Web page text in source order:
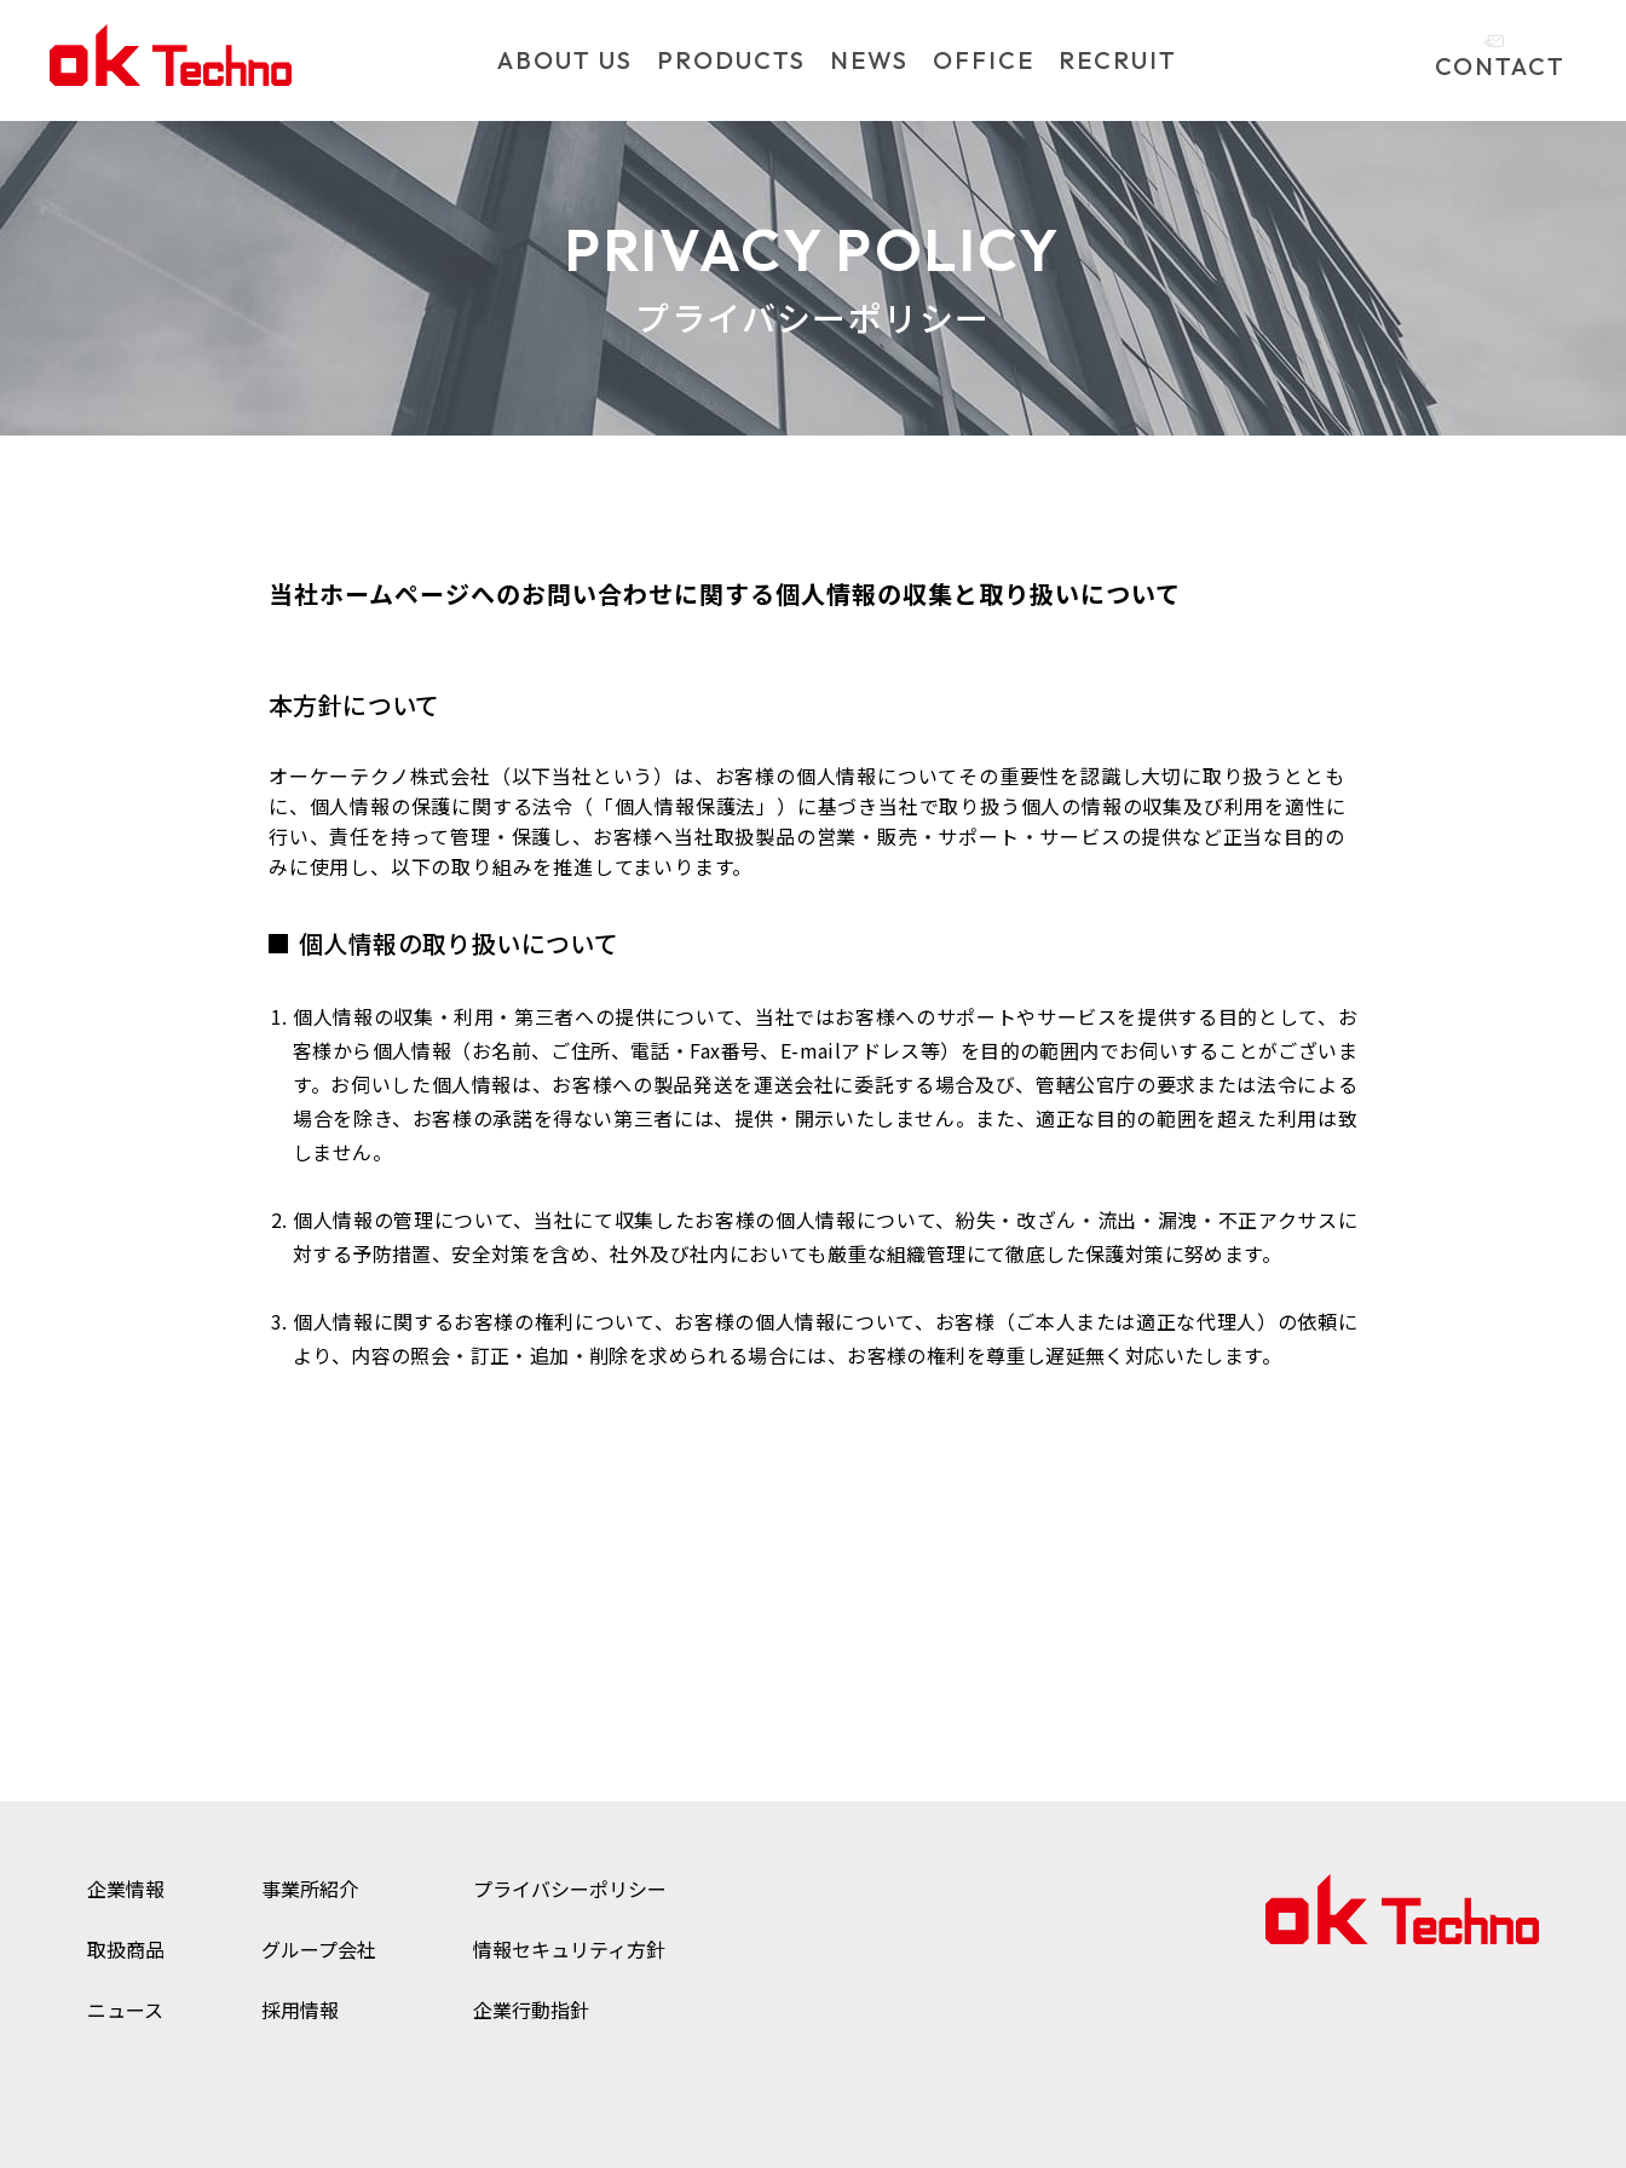
ABOUT US
ABOUT US メッセージ 会社情報 沿革 組織 企業行動指針
PRODUCTS
PRODUCTS インダストリアル商材 情報機器/POS周辺機器商材
NEWS OFFICE RECRUIT CONTACT
PRIVACY POLICY
プライバシーポリシー
当社ホームページへのお問い合わせに関する個人情報の収集と取り扱いについて
本方針について
オーケーテクノ株式会社（以下当社という）は、お客様の個人情報についてその重要性を認識し大切に取り扱うととも
に、個人情報の保護に関する法令（「個人情報保護法」）に基づき当社で取り扱う個人の情報の収集及び利用を適性に
行い、責任を持って管理・保護し、お客様へ当社取扱製品の営業・販売・サポート・サービスの提供など正当な目的の
みに使用し、以下の取り組みを推進してまいります。
個人情報の取り扱いについて
個人情報の収集・利用・第三者への提供について、当社ではお客様へのサポートやサービスを提供する目的として、お
客様から個人情報（お名前、ご住所、電話・Fax番号、E-mailアドレス等）を目的の範囲内でお伺いすることがございま
す。お伺いした個人情報は、お客様への製品発送を運送会社に委託する場合及び、管轄公官庁の要求または法令による
場合を除き、お客様の承諾を得ない第三者には、提供・開示いたしません。また、適正な目的の範囲を超えた利用は致
しません。
個人情報の管理について、当社にて収集したお客様の個人情報について、紛失・改ざん・流出・漏洩・不正アクサスに
対する予防措置、安全対策を含め、社外及び社内においても厳重な組織管理にて徹底した保護対策に努めます。
個人情報に関するお客様の権利について、お客様の個人情報について、お客様（ご本人または適正な代理人）の依頼に
より、内容の照会・訂正・追加・削除を求められる場合には、お客様の権利を尊重し遅延無く対応いたします。
企業情報
取扱商品
ニュース
事業所紹介
グループ会社
採用情報
プライバシーポリシー
情報セキュリティ方針
企業行動指針